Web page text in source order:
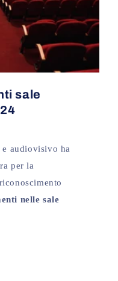
sale
e audiovisivo ha
per la
nelle sale